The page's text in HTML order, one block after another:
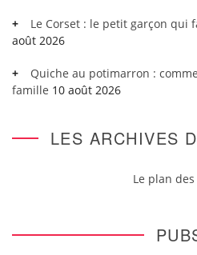
Le Corset : le petit garçon qui
août 2026
Quiche au potimarron :
famille 10 août 2026
LES ARCHIVES
Le plan